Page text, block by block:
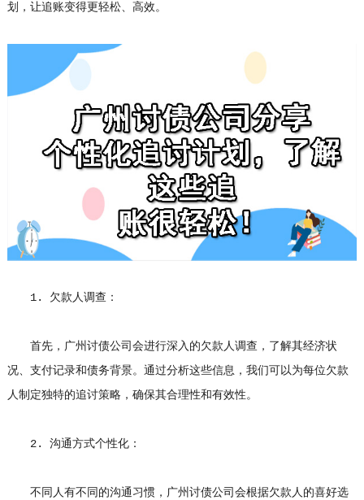
划，让追账变得更轻松、高效。
1. 欠款人调查：
首先，广州讨债公司会进行深入的欠款人调查，了解其经济状
况、支付记录和债务背景。通过分析这些信息，我们可以为每位欠款
人制定独特的追讨策略，确保其合理性和有效性。
2. 沟通方式个性化：
不同人有不同的沟通习惯，广州讨债公司会根据欠款人的喜好选